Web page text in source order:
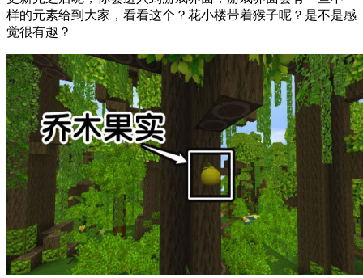
样的元素给到大家，看看这个？花小楼带着猴子呢？是不是感
觉很有趣？